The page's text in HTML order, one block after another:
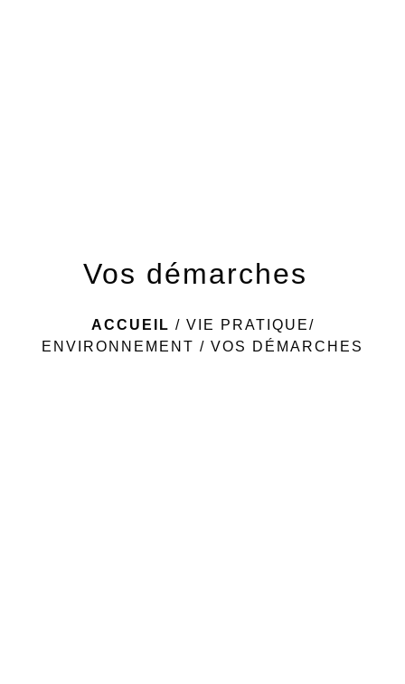
Vos démarches
ACCUEIL / VIE PRATIQUE/
ENVIRONNEMENT / VOS DÉMARCHES